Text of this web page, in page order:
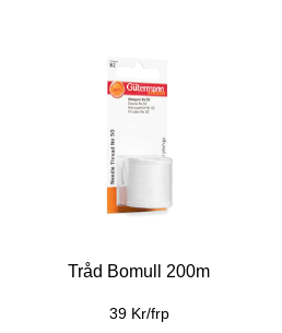
Tråd Bomull 200m
39 Kr/frp